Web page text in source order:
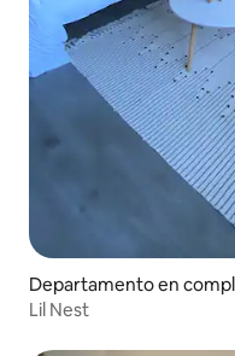
Departamento en
lowna
Lil Nest